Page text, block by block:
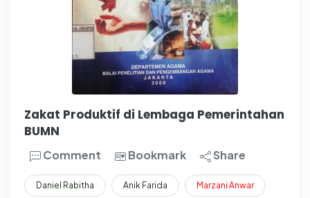
Zakat Produktif di Lembaga Pemerintahan
BUMN
Comment Bookmark Share
Daniel Rabitha Anik Farida Marzani Anwar